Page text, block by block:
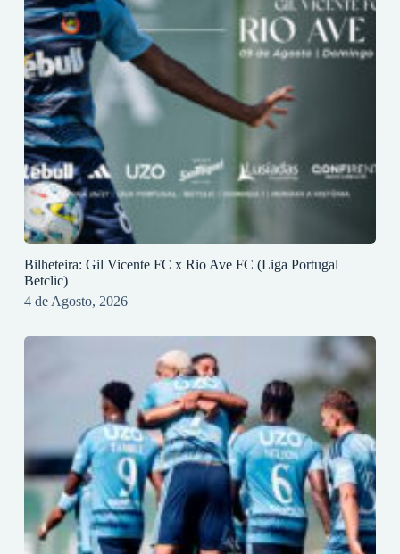
Bilheteira: Gil Vicente FC x Rio Ave FC (Liga Portugal
Betclic)
4 de Agosto, 2026